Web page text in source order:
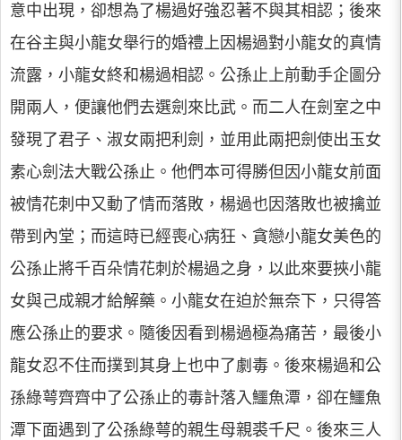
意中出現，卻想為了楊過好強忍著不與其相認；後來
在谷主與小龍女舉行的婚禮上因楊過對小龍女的真情
流露，小龍女終和楊過相認。公孫止上前動手企圖分
開兩人，便讓他們去選劍來比武。而二人在劍室之中
發現了君子、淑女兩把利劍，並用此兩把劍使出玉女
素心劍法大戰公孫止。他們本可得勝但因小龍女前面
被情花刺中又動了情而落敗，楊過也因落敗也被擒並
帶到內堂；而這時已經喪心病狂、貪戀小龍女美色的
公孫止將千百朵情花刺於楊過之身，以此來要挾小龍
女與己成親才給解藥。小龍女在迫於無奈下，只得答
應公孫止的要求。隨後因看到楊過極為痛苦，最後小
龍女忍不住而撲到其身上也中了劇毒。後來楊過和公
孫綠萼齊齊中了公孫止的毒計落入鱷魚潭，卻在鱷魚
潭下面遇到了公孫綠萼的親生母親裘千尺。後來三人